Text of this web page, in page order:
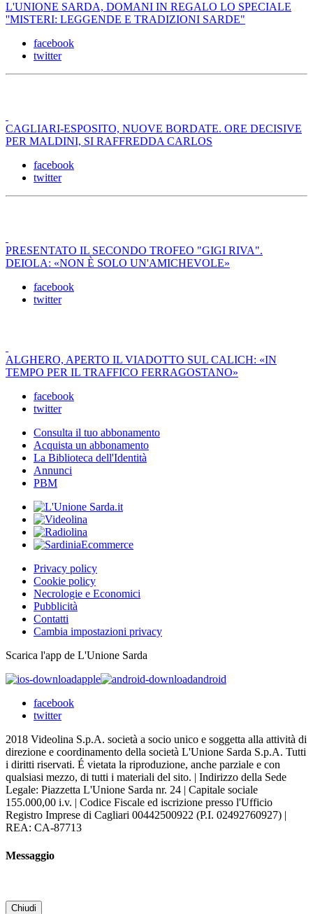
L'UNIONE SARDA, DOMANI IN REGALO LO SPECIALE
''MISTERI: LEGGENDE E TRADIZIONI SARDE"
facebook
twitter
CAGLIARI-ESPOSITO, NUOVE BORDATE. ORE DECISIVE
PER MALDINI, SI RAFFREDDA CARLOS
facebook
twitter
PRESENTATO IL SECONDO TROFEO "GIGI RIVA".
DEIOLA: «NON È SOLO UN'AMICHEVOLE»
facebook
twitter
ALGHERO, APERTO IL VIADOTTO SUL CALICH: «IN
TEMPO PER IL TRAFFICO FERRAGOSTANO»
facebook
twitter
Consulta il tuo abbonamento
Acquista un abbonamento
La Biblioteca dell'Identità
Annunci
PBM
Privacy policy
Cookie policy
Necrologie e Economici
Pubblicità
Contatti
Cambia impostazioni privacy
Scarica l'app de L'Unione Sarda
apple
android
facebook
twitter
2018 Videolina S.p.A. società a socio unico e soggetta alla attività di
direzione e coordinamento della società L'Unione Sarda S.p.A. Tutti
i diritti riservati. É vietata la riproduzione, anche parziale e con
qualsiasi mezzo, di tutti i materiali del sito. | Indirizzo della Sede
Legale: Piazzetta L'Unione Sarda nr. 24 | Capitale sociale
155.000,00 i.v. | Codice Fiscale ed iscrizione presso l'Ufficio
Registro Imprese di Cagliari 00442500922 (P.I. 02492760927) |
REA: CA-87713
Messaggio
Chiudi